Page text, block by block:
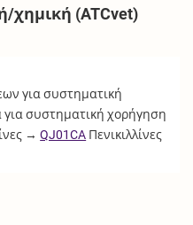
χημική (ATCvet)
για συστηματική
για συστηματική χορήγηση
→QJ01CA Πενικιλλίνες